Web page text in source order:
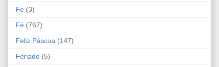
Fe (3)
Fé (767)
Feliz Páscoa (147)
Feriado (5)